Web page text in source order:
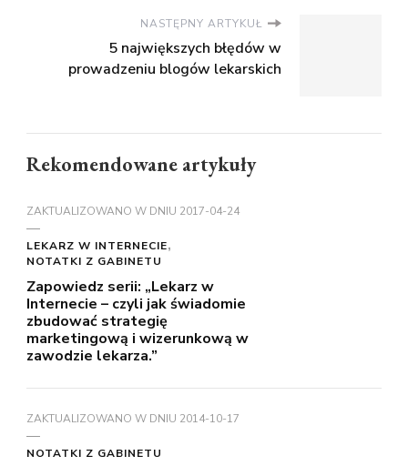
NASTĘPNY ARTYKUŁ
5 największych błędów w
prowadzeniu blogów lekarskich
Rekomendowane artykuły
ZAKTUALIZOWANO W DNIU 2017-04-24
LEKARZ W INTERNECIE
NOTATKI Z GABINETU
Zapowiedz serii: „Lekarz w
Internecie – czyli jak świadomie
zbudować strategię
marketingową i wizerunkową w
zawodzie lekarza.”
ZAKTUALIZOWANO W DNIU 2014-10-17
NOTATKI Z GABINETU